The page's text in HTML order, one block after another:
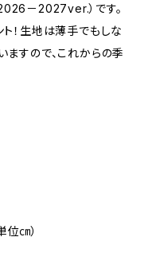
－2027ver.）です。
！生地は薄手でもしな
すので、これからの季
㎝）